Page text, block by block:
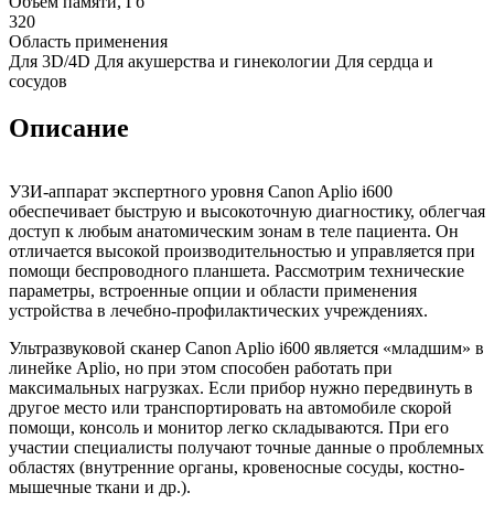
320
Область применения
Для 3D/4D Для акушерства и гинекологии Для сердца и
сосудов
Описание
УЗИ-аппарат экспертного уровня Canon Aplio i600
обеспечивает быструю и высокоточную диагностику, облегчая
доступ к любым анатомическим зонам в теле пациента. Он
отличается высокой производительностью и управляется при
помощи беспроводного планшета. Рассмотрим технические
параметры, встроенные опции и области применения
устройства в лечебно-профилактических учреждениях.
Ультразвуковой сканер Canon Aplio i600 является «младшим» в
линейке Aplio, но при этом способен работать при
максимальных нагрузках. Если прибор нужно передвинуть в
другое место или транспортировать на автомобиле скорой
помощи, консоль и монитор легко складываются. При его
участии специалисты получают точные данные о проблемных
областях (внутренние органы, кровеносные сосуды, костно-
мышечные ткани и др.).